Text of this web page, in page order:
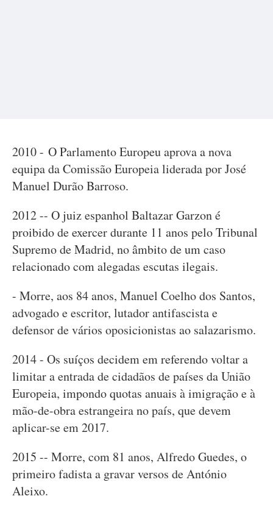
2010 - O Parlamento Europeu aprova a nova
equipa da Comissão Europeia liderada por José
Manuel Durão Barroso.
2012 -- O juiz espanhol Baltazar Garzon é
proibido de exercer durante 11 anos pelo Tribunal
Supremo de Madrid, no âmbito de um caso
relacionado com alegadas escutas ilegais.
- Morre, aos 84 anos, Manuel Coelho dos Santos,
advogado e escritor, lutador antifascista e
defensor de vários oposicionistas ao salazarismo.
2014 - Os suíços decidem em referendo voltar a
limitar a entrada de cidadãos de países da União
Europeia, impondo quotas anuais à imigração e à
mão-de-obra estrangeira no país, que devem
aplicar-se em 2017.
2015 -- Morre, com 81 anos, Alfredo Guedes, o
primeiro fadista a gravar versos de António
Aleixo.